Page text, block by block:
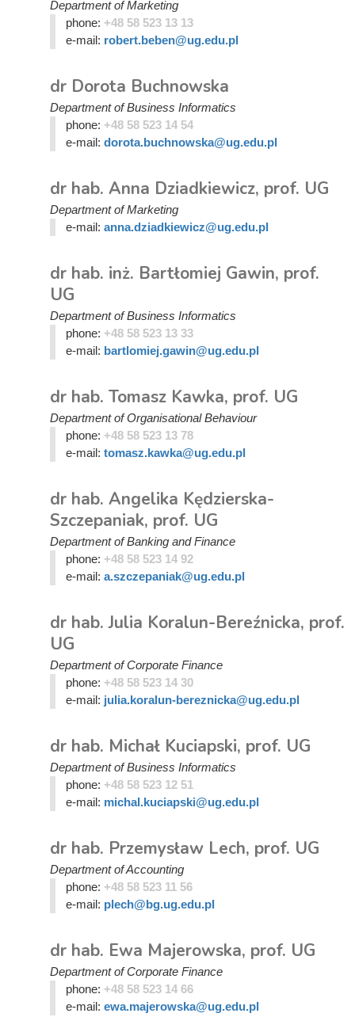
Department of Marketing
phone: +48 58 523 13 13
e-mail: robert.beben@ug.edu.pl
dr Dorota Buchnowska
Department of Business Informatics
phone: +48 58 523 14 54
e-mail: dorota.buchnowska@ug.edu.pl
dr hab. Anna Dziadkiewicz, prof. UG
Department of Marketing
e-mail: anna.dziadkiewicz@ug.edu.pl
dr hab. inż. Bartłomiej Gawin, prof.
UG
Department of Business Informatics
phone: +48 58 523 13 33
e-mail: bartlomiej.gawin@ug.edu.pl
dr hab. Tomasz Kawka, prof. UG
Department of Organisational Behaviour
phone: +48 58 523 13 78
e-mail: tomasz.kawka@ug.edu.pl
dr hab. Angelika Kędzierska-
Szczepaniak, prof. UG
Department of Banking and Finance
phone: +48 58 523 14 92
e-mail: a.szczepaniak@ug.edu.pl
dr hab. Julia Koralun-Bereźnicka, prof.
UG
Department of Corporate Finance
phone: +48 58 523 14 30
e-mail: julia.koralun-bereznicka@ug.edu.pl
dr hab. Michał Kuciapski, prof. UG
Department of Business Informatics
phone: +48 58 523 12 51
e-mail: michal.kuciapski@ug.edu.pl
dr hab. Przemysław Lech, prof. UG
Department of Accounting
phone: +48 58 523 11 56
e-mail: plech@bg.ug.edu.pl
dr hab. Ewa Majerowska, prof. UG
Department of Corporate Finance
phone: +48 58 523 14 66
e-mail: ewa.majerowska@ug.edu.pl